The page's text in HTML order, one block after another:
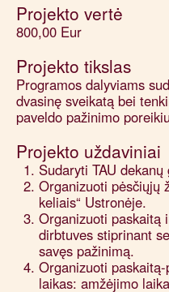
Projekto vertė
800,00 Eur
Projekto tikslas
Programos dalyviams
dvasinę sveikatą bei
paveldo pažinimo
Projekto uždaviniai
Sudaryti TAU dekanų
Organizuoti pėsčiųjų
keliais“ Ustronėje.
Organizuoti paskaitą
dirbtuves stiprinant
savęs pažinimą.
Organizuoti
laikas: amžėjimo